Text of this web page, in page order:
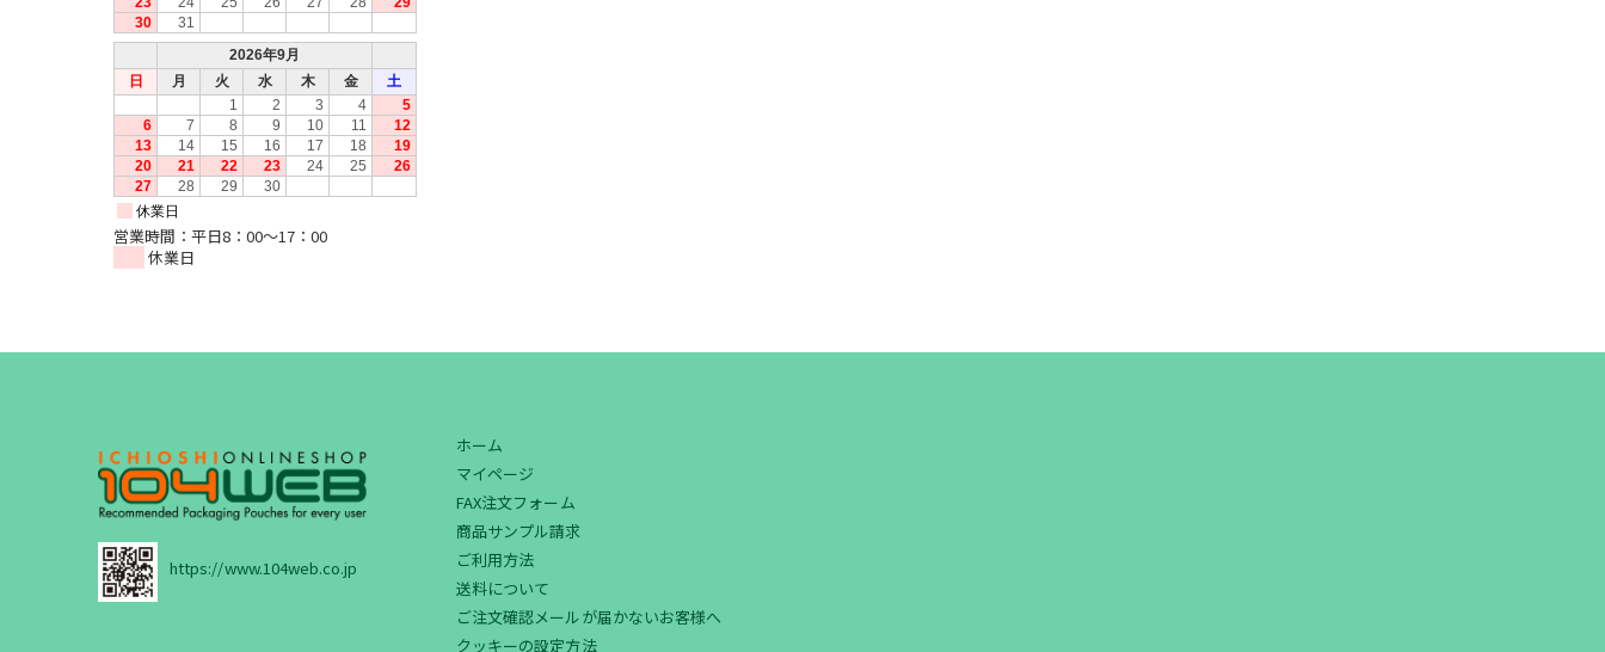
営業時間：平日8：00～17：00
休業日
https://www.104web.co.jp
ホーム
マイページ
FAX注文フォーム
商品サンプル請求
ご利用方法
送料について
ご注文確認メールが届かないお客様へ
クッキーの設定方法